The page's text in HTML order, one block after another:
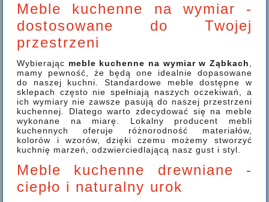
Meble kuchenne na wymiar -
dostosowane do Twojej
przestrzeni
Wybierając meble kuchenne na wymiar w Ząbkach,
mamy pewność, że będą one idealnie dopasowane
do naszej kuchni. Standardowe meble dostępne w
sklepach często nie spełniają naszych oczekiwań, a
ich wymiary nie zawsze pasują do naszej przestrzeni
kuchennej. Dlatego warto zdecydować się na meble
wykonane na miarę. Lokalny producent mebli
kuchennych oferuje różnorodność materiałów,
kolorów i wzorów, dzięki czemu możemy stworzyć
kuchnię marzeń, odzwierciedlającą nasz gust i styl.
Meble kuchenne drewniane -
ciepło i naturalny urok